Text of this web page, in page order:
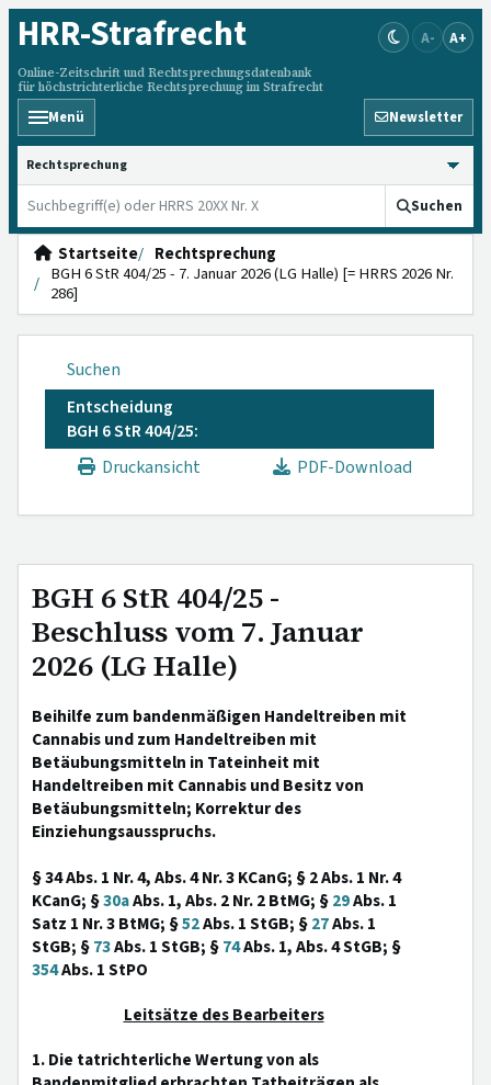
HRR-Strafrecht
Online-Zeitschrift und Rechtsprechungsdatenbank
für höchstrichterliche Rechtsprechung im Strafrecht
A- A+
Menü Newsletter
HRRS durchsuchen
Suchen
Startseite
Rechtsprechung
BGH 6 StR 404/25 - 7. Januar 2026 (LG Halle) [= HRRS 2026 Nr.
286]
Suchen
Entscheidung
BGH 6 StR 404/25:
Druckansicht
PDF-Download
BGH 6 StR 404/25 -
Beschluss vom 7. Januar
2026 (LG Halle)
Beihilfe zum bandenmäßigen Handeltreiben mit
Cannabis und zum Handeltreiben mit
Betäubungsmitteln in Tateinheit mit
Handeltreiben mit Cannabis und Besitz von
Betäubungsmitteln; Korrektur des
Einziehungsausspruchs.
§ 34 Abs. 1 Nr. 4, Abs. 4 Nr. 3 KCanG; § 2 Abs. 1 Nr. 4
KCanG; §30aAbs. 1, Abs. 2 Nr. 2 BtMG; §29Abs. 1
Satz 1 Nr. 3 BtMG; §52Abs. 1 StGB; §27Abs. 1
StGB; §73Abs. 1 StGB; §74Abs. 1, Abs. 4 StGB; §
354Abs. 1 StPO
Leitsätze des Bearbeiters
1. Die tatrichterliche Wertung von als